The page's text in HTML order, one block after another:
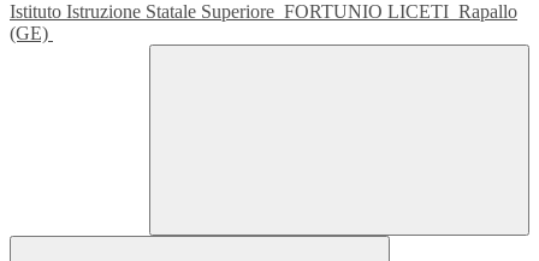
Istituto Istruzione Statale Superiore FORTUNIO LICETI Rapallo
(GE)